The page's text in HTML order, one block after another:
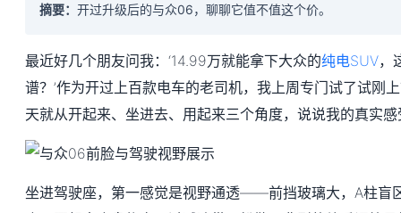
摘要： 开过升级后的与众06，聊聊它值不值这个价。
最近好几个朋友问我：‘14.99万就能拿下大众的纯电SUV，
谱？’作为开过上百款电车的老司机，我上周专门试了试刚
天就从开起来、坐进去、用起来三个角度，说说我的真实感
坐进驾驶座，第一感觉是视野通透——前挡玻璃大，A柱盲